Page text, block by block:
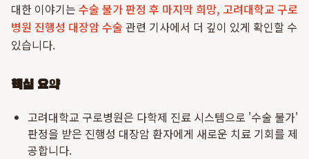
대한 이야기는 수술 불가 판정 후 마지막 희망, 고려대학교 구로
병원 진행성 대장암 수술 관련 기사에서 더 깊이 있게 확인할 수
있습니다.
핵심 요약
고려대학교 구로병원은 다학제 진료 시스템으로 '수술 불가'
판정을 받은 진행성 대장암 환자에게 새로운 치료 기회를 제
공합니다.